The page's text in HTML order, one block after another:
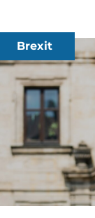
Brexit